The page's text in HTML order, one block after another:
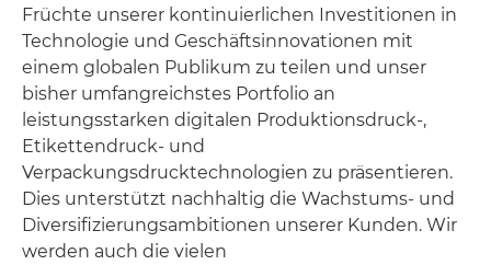
Früchte unserer kontinuierlichen Investitionen in
Technologie und Geschäftsinnovationen mit
einem globalen Publikum zu teilen und unser
bisher umfangreichstes Portfolio an
leistungsstarken digitalen Produktionsdruck-,
Etikettendruck- und
Verpackungsdrucktechnologien zu präsentieren.
Dies unterstützt nachhaltig die Wachstums- und
Diversifizierungsambitionen unserer Kunden. Wir
werden auch die vielen